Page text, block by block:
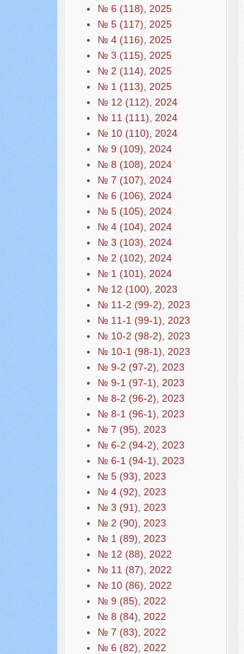
№ 6 (118), 2025
№ 5 (117), 2025
№ 4 (116), 2025
№ 3 (115), 2025
№ 2 (114), 2025
№ 1 (113), 2025
№ 12 (112), 2024
№ 11 (111), 2024
№ 10 (110), 2024
№ 9 (109), 2024
№ 8 (108), 2024
№ 7 (107), 2024
№ 6 (106), 2024
№ 5 (105), 2024
№ 4 (104), 2024
№ 3 (103), 2024
№ 2 (102), 2024
№ 1 (101), 2024
№ 12 (100), 2023
№ 11-2 (99-2), 2023
№ 11-1 (99-1), 2023
№ 10-2 (98-2), 2023
№ 10-1 (98-1), 2023
№ 9-2 (97-2), 2023
№ 9-1 (97-1), 2023
№ 8-2 (96-2), 2023
№ 8-1 (96-1), 2023
№ 7 (95), 2023
№ 6-2 (94-2), 2023
№ 6-1 (94-1), 2023
№ 5 (93), 2023
№ 4 (92), 2023
№ 3 (91), 2023
№ 2 (90), 2023
№ 1 (89), 2023
№ 12 (88), 2022
№ 11 (87), 2022
№ 10 (86), 2022
№ 9 (85), 2022
№ 8 (84), 2022
№ 7 (83), 2022
№ 6 (82), 2022